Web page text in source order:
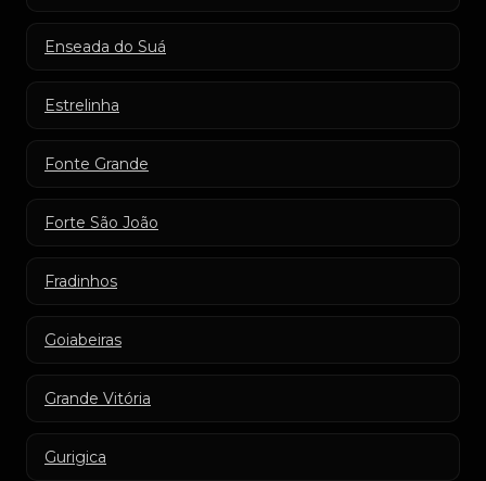
Enseada do Suá
Estrelinha
Fonte Grande
Forte São João
Fradinhos
Goiabeiras
Grande Vitória
Gurigica